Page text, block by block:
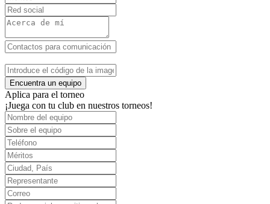
Encuentra un equipo
Aplica para el torneo
¡Juega con tu club en nuestros torneos!